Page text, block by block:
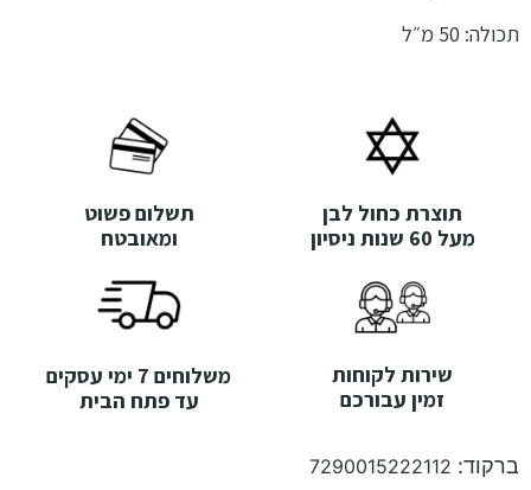
תכולה: 50 מ״ל
תוצרת כחול לבן
מעל 60 שנות ניסיון
תשלום פשוט
ומאובטח
שירות לקוחות
זמין עבורכם
משלוחים 7 ימי עסקים
עד פתח הבית
ברקוד: 7290015222112